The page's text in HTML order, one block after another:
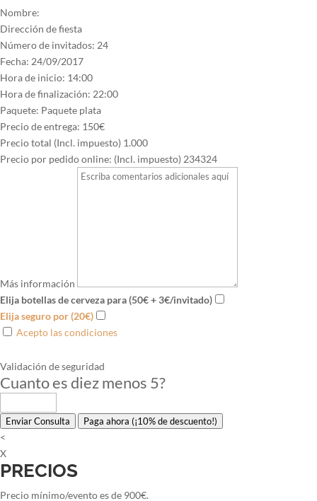
Nombre:
Dirección de fiesta
Número de invitados: 24
Fecha: 24/09/2017
Hora de inicio: 14:00
Hora de finalización: 22:00
Paquete: Paquete plata
Precio de entrega: 150€
Precio total (Incl. impuesto) 1.000
Precio por pedido online: (Incl. impuesto) 234324
Más información
Elija botellas de cerveza para (50€ + 3€/invitado)
Elija seguro por (20€)
Acepto las condiciones
Validación de seguridad
Cuanto es diez menos 5?
Enviar Consulta Paga ahora (¡10% de descuento!)
<
X
PRECIOS
Precio mínimo/evento es de 900€.